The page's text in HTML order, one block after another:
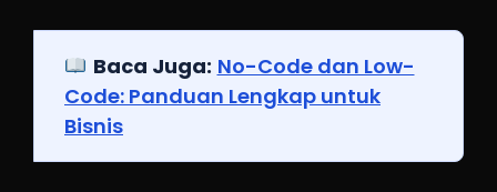
Baca Juga: No-Code dan Low-
Code: Panduan Lengkap untuk
Bisnis